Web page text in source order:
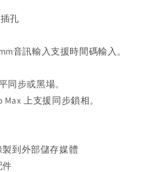
孔
音訊輸入支援時間碼輸入。
同步或黑場。
Max 上支援同步鎖相。
製到外部儲存媒體
件